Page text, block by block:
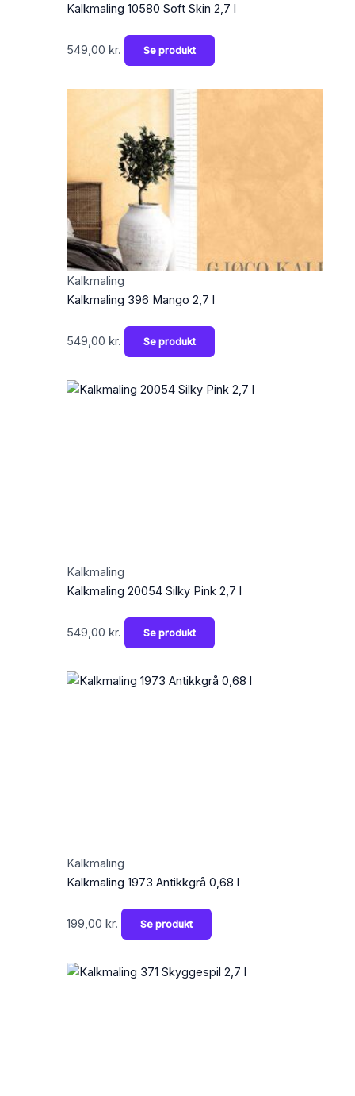
Kalkmaling 10580 Soft Skin 2,7 l
549,00 kr. Se produkt
Kalkmaling
Kalkmaling 396 Mango 2,7 l
549,00 kr. Se produkt
Kalkmaling
Kalkmaling 20054 Silky Pink 2,7 l
549,00 kr. Se produkt
Kalkmaling
Kalkmaling 1973 Antikkgrå 0,68 l
199,00 kr. Se produkt